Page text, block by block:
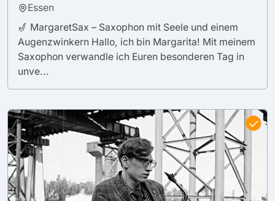
Essen
🎷 MargaretSax – Saxophon mit Seele und einem
Augenzwinkern Hallo, ich bin Margarita! Mit meinem
Saxophon verwandle ich Euren besonderen Tag in
unve...